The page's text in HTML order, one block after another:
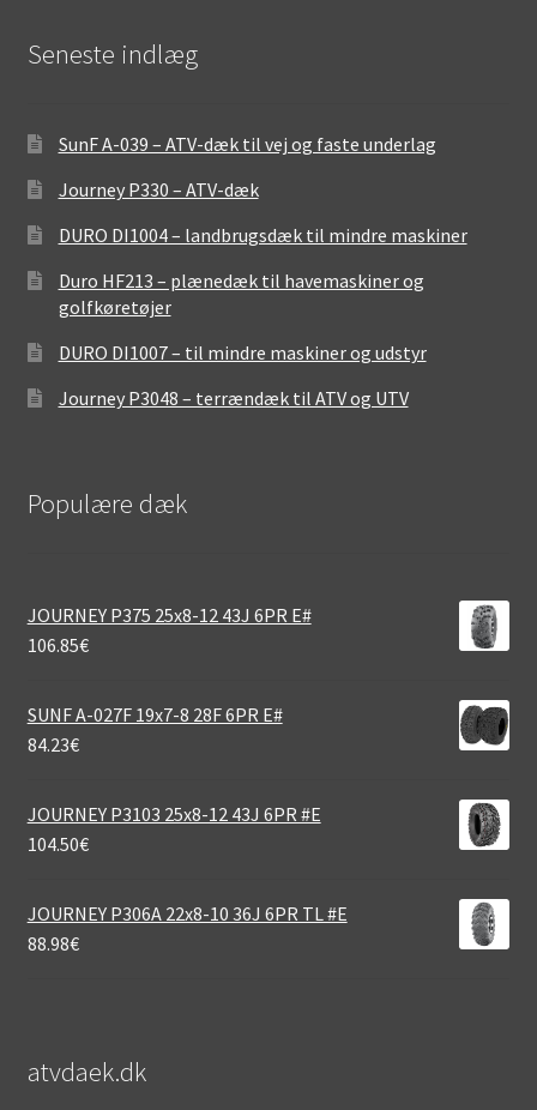
Seneste indlæg
SunF A-039 – ATV-dæk til vej og faste underlag
Journey P330 – ATV-dæk
DURO DI1004 – landbrugsdæk til mindre maskiner
Duro HF213 – plænedæk til havemaskiner og
golfkøretøjer
DURO DI1007 – til mindre maskiner og udstyr
Journey P3048 – terrændæk til ATV og UTV
Populære dæk
JOURNEY P375 25x8-12 43J 6PR E#
106.85€
SUNF A-027F 19x7-8 28F 6PR E#
84.23€
JOURNEY P3103 25x8-12 43J 6PR #E
104.50€
JOURNEY P306A 22x8-10 36J 6PR TL #E
88.98€
atvdaek.dk